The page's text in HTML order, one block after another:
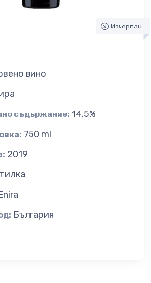
Изчерпан
вино
съдържание: 14.5%
750 ml
2019
България